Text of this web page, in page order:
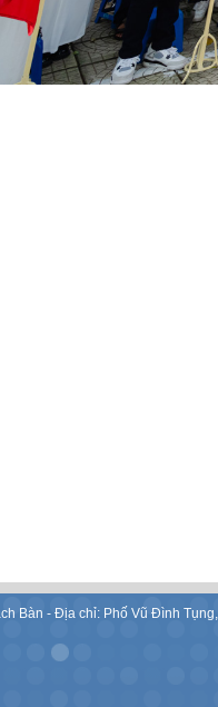
Bàn - Địa chỉ: Phố Vũ Đình